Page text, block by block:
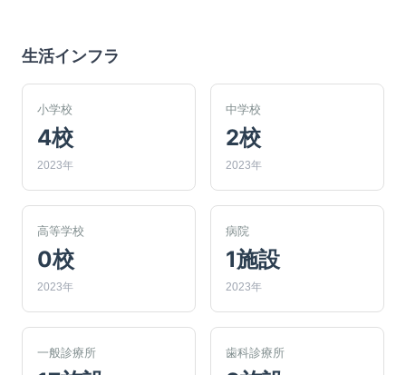
生活インフラ
小学校
4校
2023年
中学校
2校
2023年
高等学校
0校
2023年
病院
1施設
2023年
一般診療所 歯科診療所